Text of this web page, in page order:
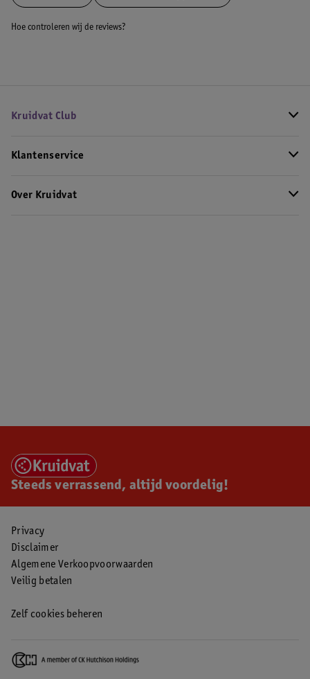
Hoe controleren wij de reviews?
Kruidvat Club
Klantenservice
Over Kruidvat
Steeds verrassend, altijd voordelig!
Privacy
Disclaimer
Algemene Verkoopvoorwaarden
Veilig betalen
Zelf cookies beheren